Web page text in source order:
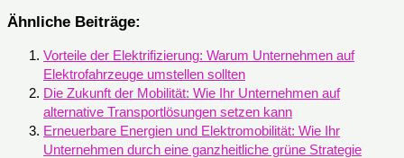
Ähnliche Beiträge:
Vorteile der Elektrifizierung: Warum Unternehmen auf
Elektrofahrzeuge umstellen sollten
Die Zukunft der Mobilität: Wie Ihr Unternehmen auf
alternative Transportlösungen setzen kann
Erneuerbare Energien und Elektromobilität: Wie Ihr
Unternehmen durch eine ganzheitliche grüne Strategie